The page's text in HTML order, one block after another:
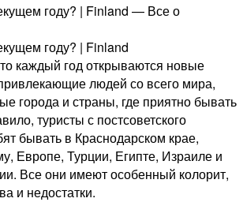
году? | Finland — Все о
году? | Finland
каждый год открываются новые
людей со всего мира,
города и страны, где приятно бывать
туристы с постсоветского
бывать в Краснодарском крае,
Европе, Турции, Египте, Израиле и
Все они имеют особенный колорит,
и недостатки.